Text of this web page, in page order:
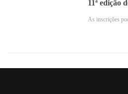
11ª edição
As inscrições